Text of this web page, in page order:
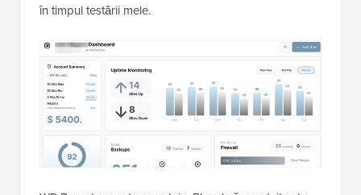
în timpul testării mele.